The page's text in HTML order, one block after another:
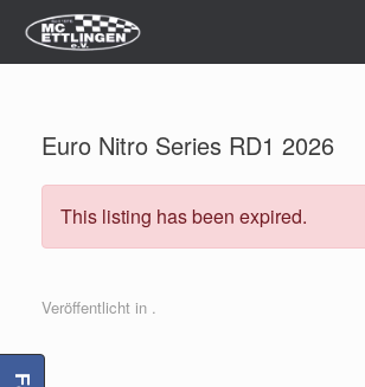
Inhalt
springen
Euro Nitro Series RD1 2026
This listing has been expired.
Veröffentlicht in .